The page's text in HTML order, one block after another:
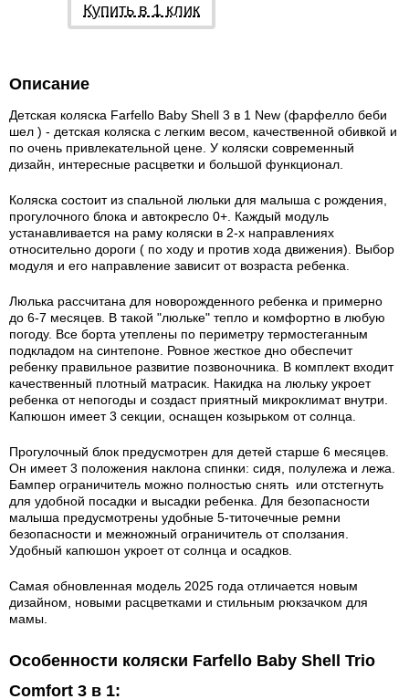
Купить в 1 клик
Описание
Детская коляска Farfello Baby Shell 3 в 1 New (фарфелло беби
шел ) - детская коляска с легким весом, качественной обивкой и
по очень привлекательной цене. У коляски современный
дизайн, интересные расцветки и большой функционал.
Коляска состоит из спальной люльки для малыша с рождения,
прогулочного блока и автокресло 0+. Каждый модуль
устанавливается на раму коляски в 2-х направлениях
относительно дороги ( по ходу и против хода движения). Выбор
модуля и его направление зависит от возраста ребенка.
Люлька рассчитана для новорожденного ребенка и примерно
до 6-7 месяцев. В такой "люльке" тепло и комфортно в любую
погоду. Все борта утеплены по периметру термостеганным
подкладом на синтепоне. Ровное жесткое дно обеспечит
ребенку правильное развитие позвоночника. В комплект входит
качественный плотный матрасик. Накидка на люльку укроет
ребенка от непогоды и создаст приятный микроклимат внутри.
Капюшон имеет 3 секции, оснащен козырьком от солнца.
Прогулочный блок предусмотрен для детей старше 6 месяцев.
Он имеет 3 положения наклона спинки: сидя, полулежа и лежа.
Бампер ограничитель можно полностью снять или отстегнуть
для удобной посадки и высадки ребенка. Для безопасности
малыша предусмотрены удобные 5-титочечные ремни
безопасности и межножный ограничитель от сползания.
Удобный капюшон укроет от солнца и осадков.
Самая обновленная модель 2025 года отличается новым
дизайном, новыми расцветками и стильным рюкзачком для
мамы.
Особенности коляски Farfello Baby Shell Trio
Comfort 3 в 1: